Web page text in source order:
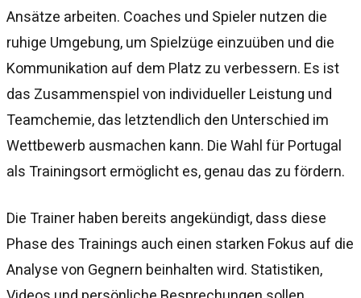
Ansätze arbeiten. Coaches und Spieler nutzen die
ruhige Umgebung, um Spielzüge einzuüben und die
Kommunikation auf dem Platz zu verbessern. Es ist
das Zusammenspiel von individueller Leistung und
Teamchemie, das letztendlich den Unterschied im
Wettbewerb ausmachen kann. Die Wahl für Portugal
als Trainingsort ermöglicht es, genau das zu fördern.
Die Trainer haben bereits angekündigt, dass diese
Phase des Trainings auch einen starken Fokus auf die
Analyse von Gegnern beinhalten wird. Statistiken,